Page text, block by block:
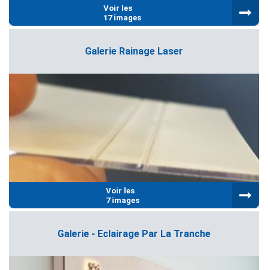
Voir les
17 images
Galerie Rainage Laser
Voir les
7 images
Galerie - Eclairage Par La Tranche